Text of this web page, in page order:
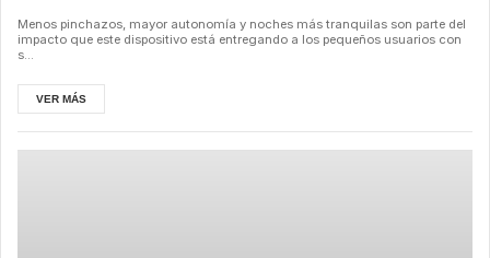
Menos pinchazos, mayor autonomía y noches más tranquilas son parte del
impacto que este dispositivo está entregando a los pequeños usuarios con
s...
VER MÁS